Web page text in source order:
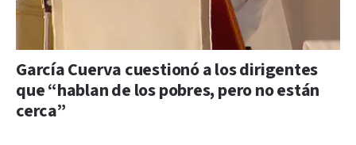
García Cuerva cuestionó a los dirigentes
que “hablan de los pobres, pero no están
cerca”